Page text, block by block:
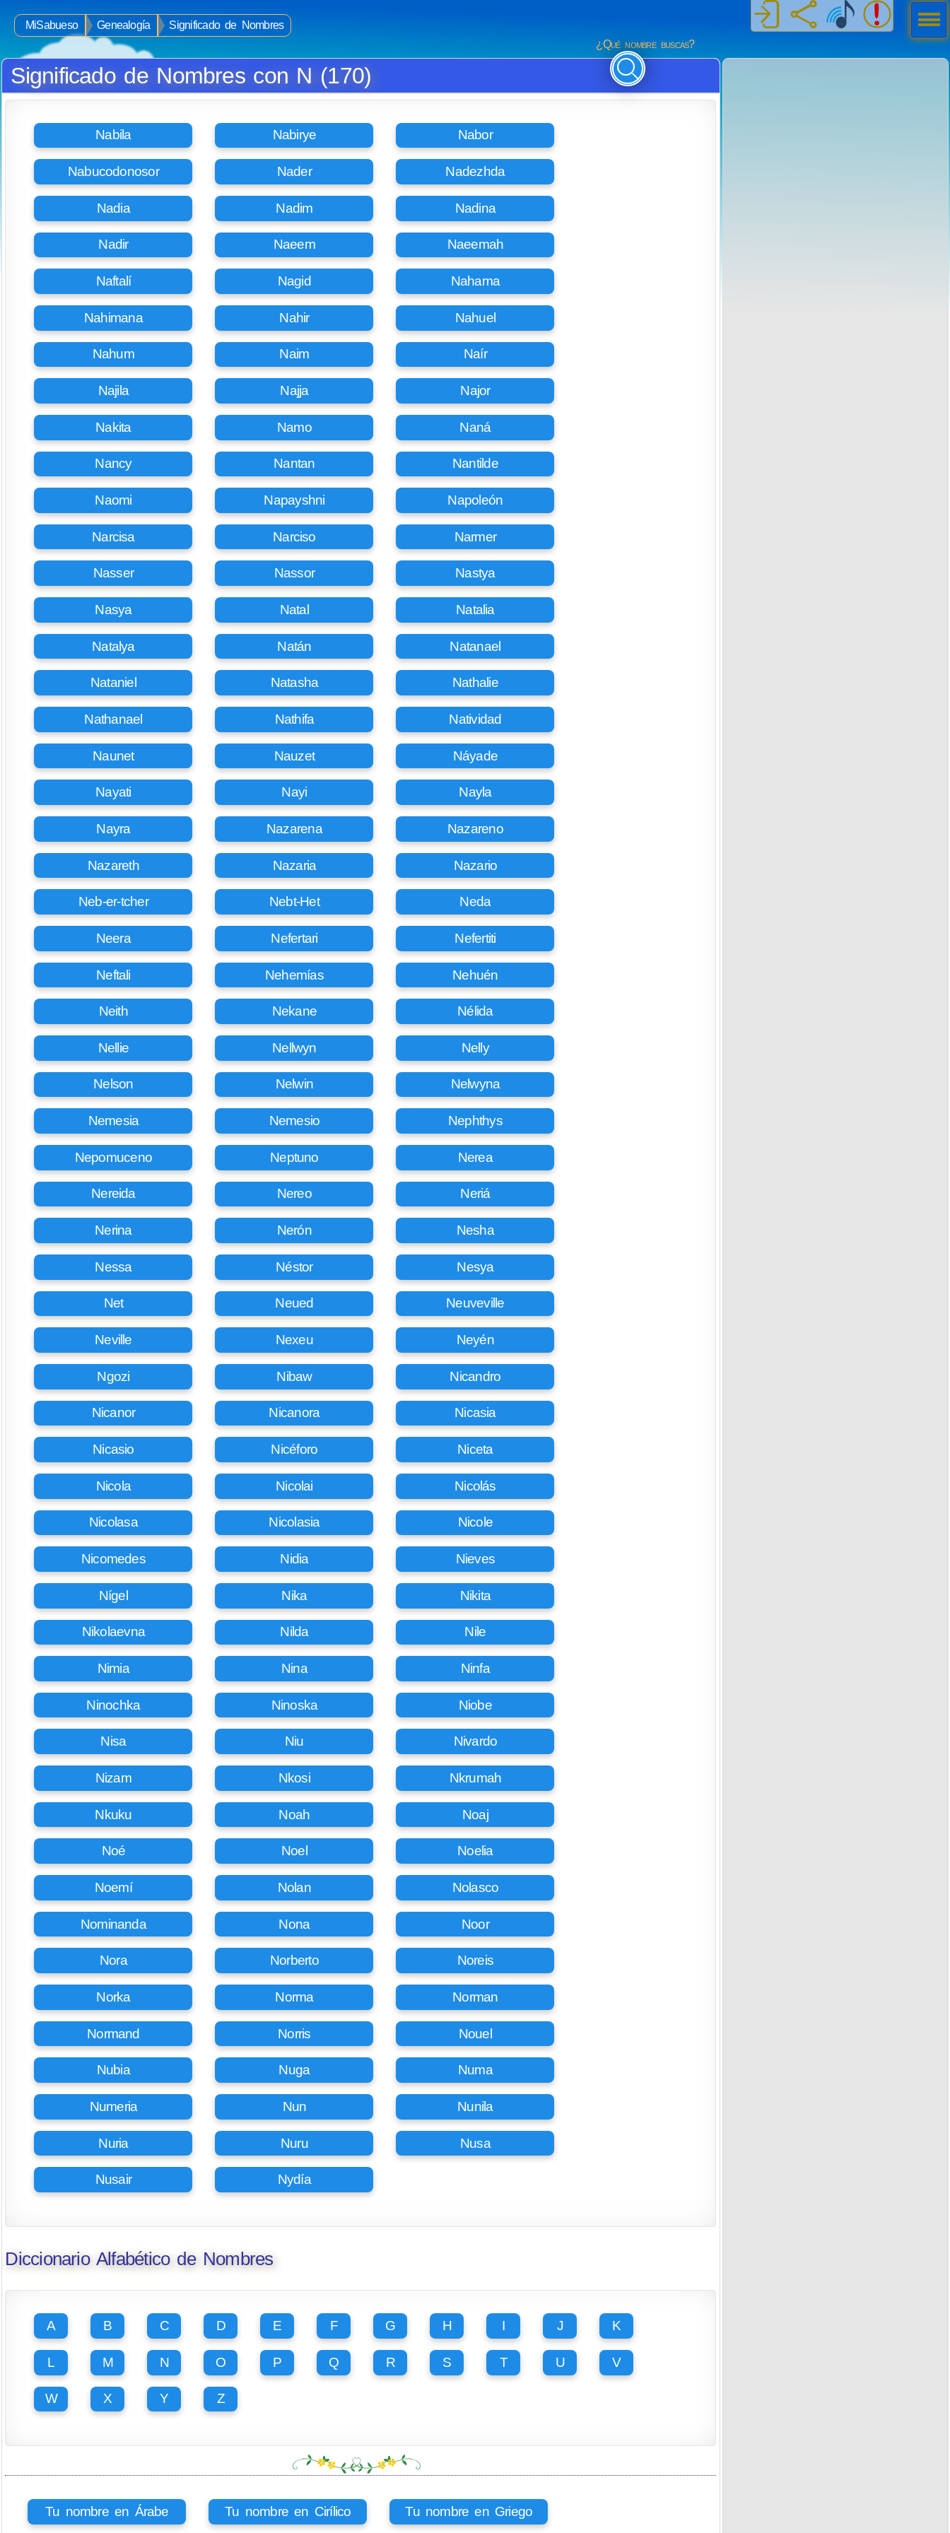
MiSabueso Genealogía
Significado de Nombres
¿Qué nombre buscas?
Significado de Nombres con N (170)
Nabila Nabirye Nabor
Nabucodonosor Nader Nadezhda
Nadia Nadim Nadina
Nadir Naeem Naeemah
Naftalí Nagid Nahama
Nahimana Nahir Nahuel
Nahum Naim Naír
Najila Najja Najor
Nakita Namo Naná
Nancy Nantan Nantilde
Naomi Napayshni Napoleón
Narcisa Narciso Narmer
Nasser Nassor Nastya
Nasya Natal Natalia
Natalya Natán Natanael
Nataniel Natasha Nathalie
Nathanael Nathifa Natividad
Naunet Nauzet Náyade
Nayati Nayi Nayla
Nayra Nazarena Nazareno
Nazareth Nazaria Nazario
Neb-er-tcher Nebt-Het Neda
Neera Nefertari Nefertiti
Neftali Nehemías Nehuén
Neith Nekane Nélida
Nellie Nellwyn Nelly
Nelson Nelwin Nelwyna
Nemesia Nemesio Nephthys
Nepomuceno Neptuno Nerea
Nereida Nereo Neriá
Nerina Nerón Nesha
Nessa Néstor Nesya
Net Neued Neuveville
Neville Nexeu Neyén
Ngozi Nibaw Nicandro
Nicanor Nicanora Nicasia
Nicasio Nicéforo Niceta
Nicola Nicolai Nicolás
Nicolasa Nicolasia Nicole
Nicomedes Nidia Nieves
Nígel Nika Nikita
Nikolaevna Nilda Nile
Nimia Nina Ninfa
Ninochka Ninoska Niobe
Nisa Niu Nivardo
Nizam Nkosi Nkrumah
Nkuku Noah Noaj
Noé Noel Noelia
Noemí Nolan Nolasco
Nominanda Nona Noor
Nora Norberto Noreis
Norka Norma Norman
Normand Norris Nouel
Nubia Nuga Numa
Numeria Nun Nunila
Nuria Nuru Nusa
Nusair Nydía
Diccionario Alfabético de Nombres
A B C D E F G H I J K
L M N O P Q R S T U V
W X Y Z
Tu nombre en Árabe Tu nombre en Cirílico Tu nombre en Griego
Men
ú